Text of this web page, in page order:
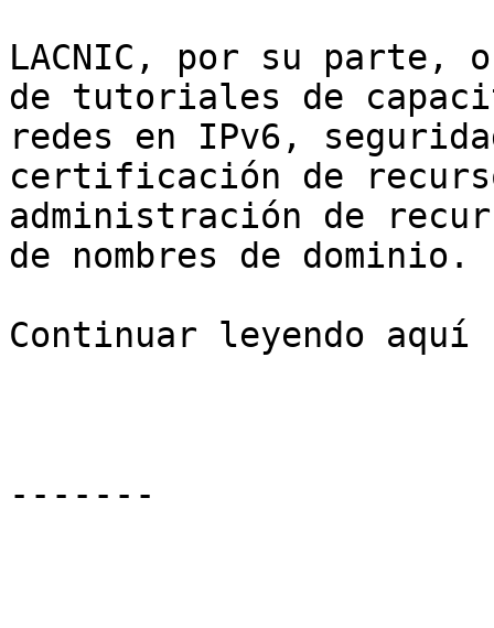
LACNIC, por su parte,
de tutoriales de
redes en IPv6,
certificación de
administración de
de nombres de dominio.
Continuar leyendo aquí
-------